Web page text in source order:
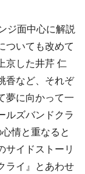
ジ面中心に解説
ついても改めて
京した井芹 仁
香など、それぞ
夢に向かって一
ルズバンドクラ
情と重なると
サイドストーリ
ライ』とあわせ